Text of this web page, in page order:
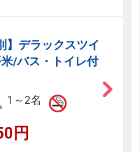
】デラックスツイ
/バス・トイレ付
1～2名
円